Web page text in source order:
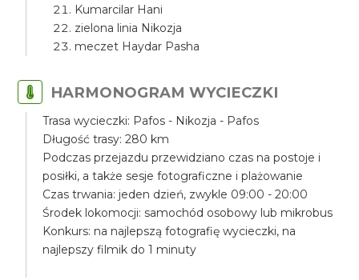
Kumarcilar Hani
zielona linia Nikozja
meczet Haydar Pasha
HARMONOGRAM WYCIECZKI
Trasa wycieczki: Pafos - Nikozja - Pafos
Długość trasy: 280 km
Podczas przejazdu przewidziano czas na postoje i
posiłki, a także sesje fotograficzne i plażowanie
Czas trwania: jeden dzień, zwykle 09:00 - 20:00
Środek lokomocji: samochód osobowy lub mikrobus
Konkurs: na najlepszą fotografię wycieczki, na
najlepszy filmik do 1 minuty